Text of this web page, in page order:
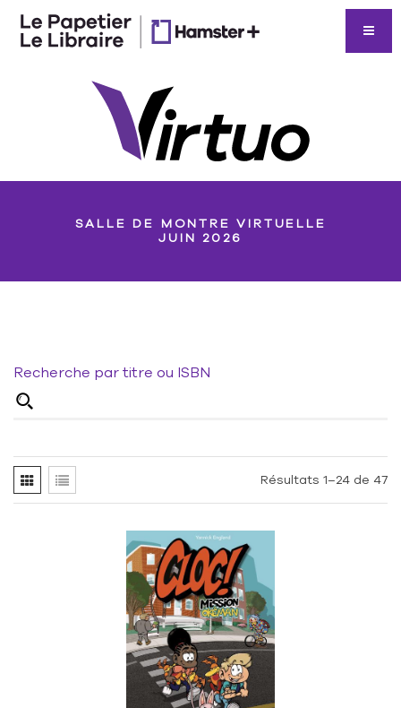
SALLE DE MONTRE VIRTUELLE
JUIN 2026
Recherche par titre ou ISBN
Résultats 1–24 de 47